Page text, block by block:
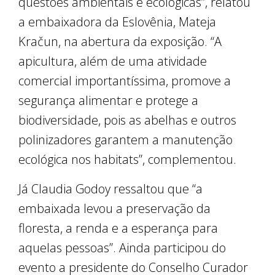
a embaixadora da Eslovênia, Mateja
Kračun, na abertura da exposição. “A
apicultura, além de uma atividade
comercial importantíssima, promove a
segurança alimentar e protege a
biodiversidade, pois as abelhas e outros
polinizadores garantem a manutenção
ecológica nos habitats”, complementou.
Já Claudia Godoy ressaltou que “a
embaixada levou a preservação da
floresta, a renda e a esperança para
aquelas pessoas”. Ainda participou do
evento a presidente do Conselho Curador